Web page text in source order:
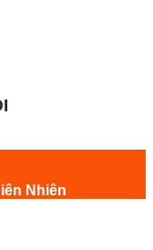
Nhiên